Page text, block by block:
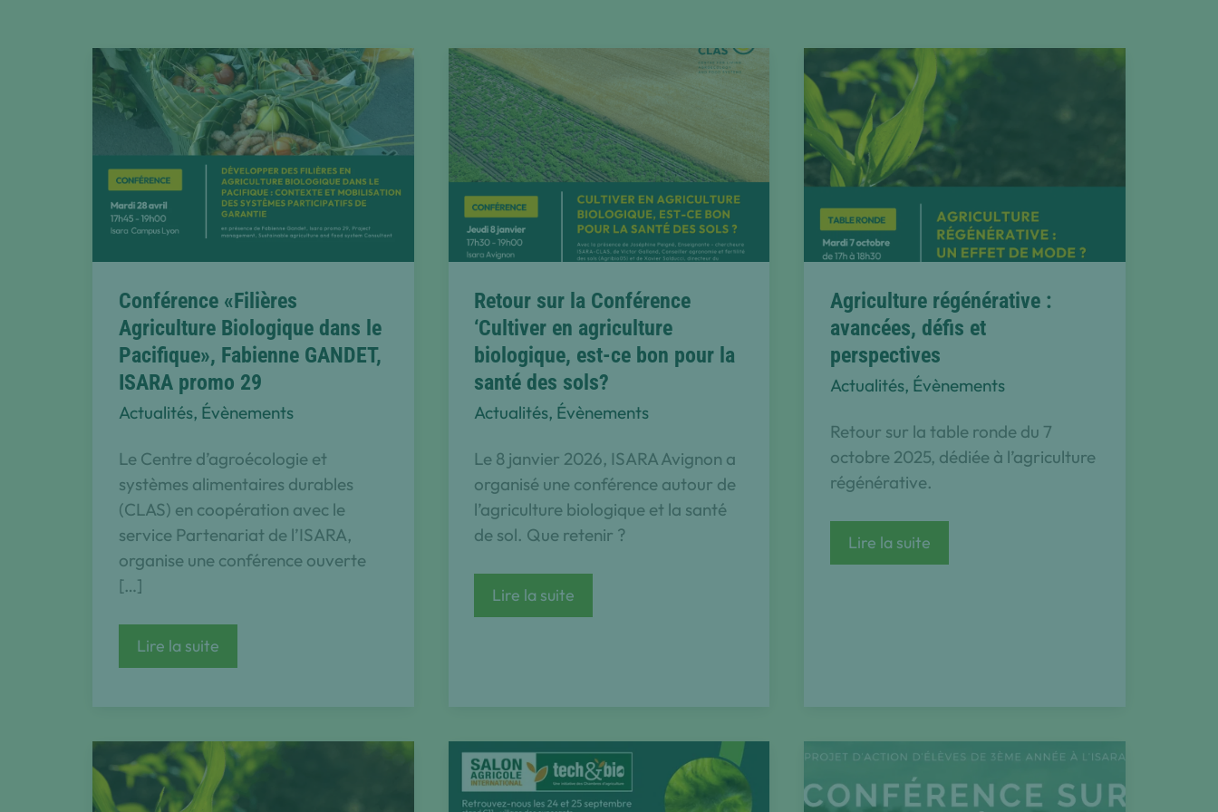
Conférence «Filières
Agriculture Biologique dans le
Pacifique», Fabienne GANDET,
ISARA promo 29
Actualités, Évènements
Le Centre d’agroécologie et
systèmes alimentaires durables
(CLAS) en coopération avec le
service Partenariat de l’ISARA,
organise une conférence ouverte
[…]
Conférence
Pacifique»,
Fabienne
GANDET,
ISARA
promo
Lire la suite
Retour sur la Conférence
‘Cultiver en agriculture
biologique, est-ce bon pour la
santé des sols?
Actualités, Évènements
Le 8 janvier 2026, ISARA Avignon a
organisé une conférence autour de
l’agriculture biologique et la santé
de sol. Que retenir ?
Retour
ce
bon
pour
la
santé
Lire la suite
Agriculture régénérative :
avancées, défis et
perspectives
Actualités, Évènements
Retour sur la table ronde du 7
octobre 2025, dédiée à l’agriculture
régénérative.
Agriculture
Lire la suite